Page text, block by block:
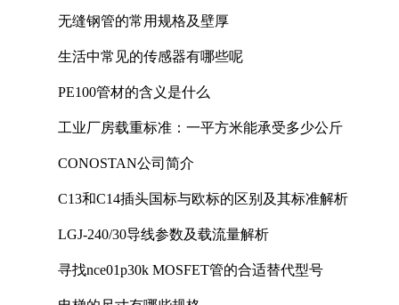
无缝钢管的常用规格及壁厚
生活中常见的传感器有哪些呢
PE100管材的含义是什么
工业厂房载重标准：一平方米能承受多少公斤
CONOSTAN公司简介
C13和C14插头国标与欧标的区别及其标准解析
LGJ-240/30导线参数及载流量解析
寻找nce01p30k MOSFET管的合适替代型号